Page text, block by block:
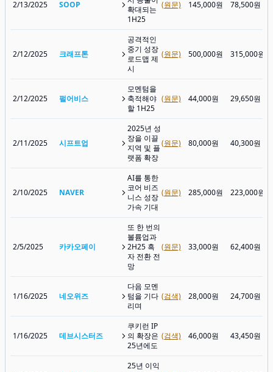
2/13/2025 SOOP
확대되는
1H25
(원문) 145,000원 78,500원
2/12/2025 크래프톤
공격적인
중기 성장
로드맵 제
시
(원문) 500,000원 315,000원
2/12/2025 펄어비스
모멘텀을
축적해야
할 1H25
(원문) 44,000원 29,650원
2/11/2025 시프트업
2025년 성
장을 이끌
지역 및 플
랫폼 확장
(원문) 80,000원 40,300원
2/10/2025 NAVER
AI를 통한
코어 비즈
니스 성장
가속 기대
(원문) 285,000원 223,000원
2/5/2025 카카오페이
또 한 번의
볼륨업과
2H25 흑
자 전환 전
망
(원문) 33,000원 62,400원
1/16/2025 네오위즈
다음 모멘
텀을 기다
리며
(검색) 28,000원 24,700원
1/16/2025 데브시스터즈
쿠키런 IP
의 확장은
25년에도
(검색) 46,000원 43,450원
25년 이익